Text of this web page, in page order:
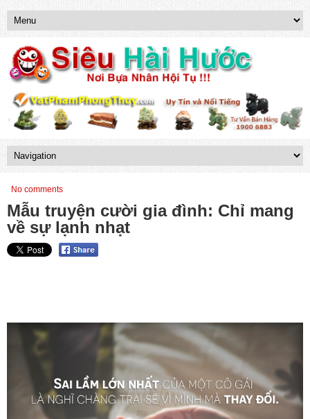
No comments
Mẫu truyện cười gia đình: Chỉ mang
về sự lạnh nhạt